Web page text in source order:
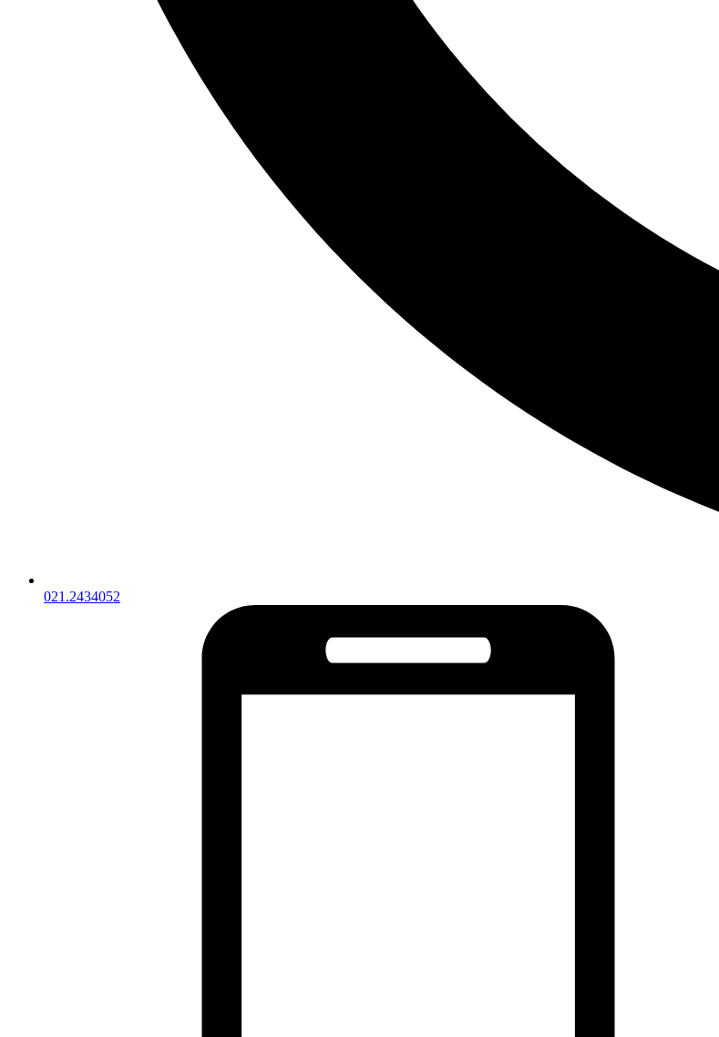
021.2434052